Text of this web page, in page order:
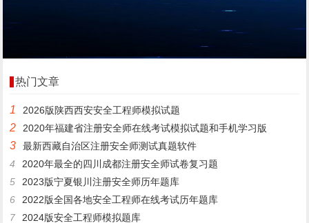
热门文章
1 2026版陕西西安安全工程师模拟试题
2 2020年福建省注册安全师在线考试模拟试题和手机学习版
3
最新西藏自治区注册安全师测试真题软件
4
2020年最全的四川成都注册安全师试卷复习题
5
2023版宁夏银川注册安全师历年题库
6
2022版全国各地安全工程师在线考试历年题库
7
2024版安全工程师模拟题库